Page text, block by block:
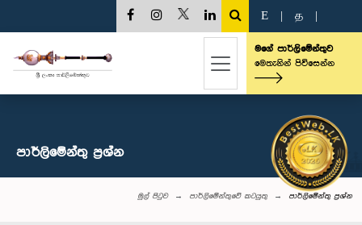
E த
මගේ පාර්ලිමේන්තුව
මෙතැනින් පිවිසෙන්න
පාර්ලි‌මේන්තු‌ ප්‍රශ්න
මුල් පිටුව පාර්ලිමේන්තුවේ කටයුතු පාර්ලි‌මේන්තු‌ ප්‍රශ්න